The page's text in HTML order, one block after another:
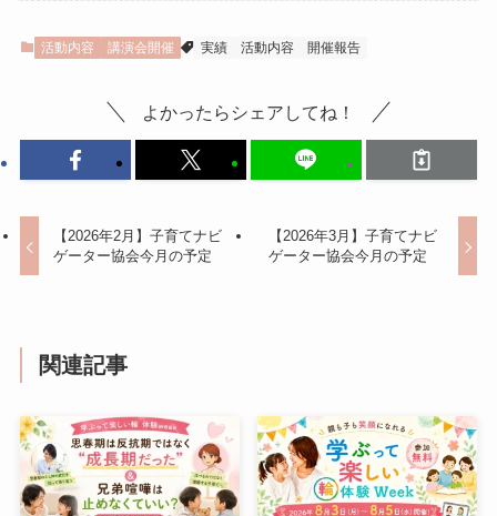
活動内容 講演会開催 実績 活動内容 開催報告
よかったらシェアしてね！
【2026年2月】子育てナビ
ゲーター協会今月の予定
【2026年3月】子育てナビ
ゲーター協会今月の予定
関連記事